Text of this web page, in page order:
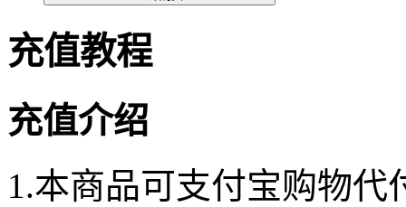
充值教程
充值介绍
1.本商品可支付宝购物代